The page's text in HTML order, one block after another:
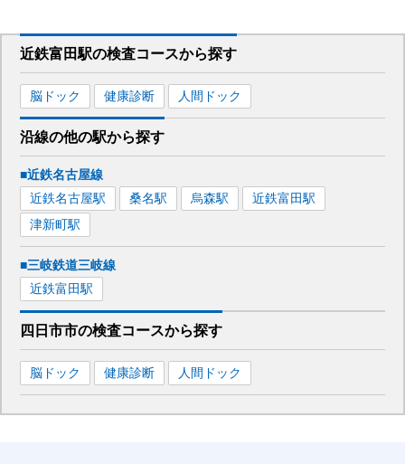
近鉄富田駅の検査コースから探す
脳ドック 健康診断 人間ドック
沿線の他の駅から探す
■近鉄名古屋線
近鉄名古屋駅 桑名駅 烏森駅 近鉄富田駅
津新町駅
■三岐鉄道三岐線
近鉄富田駅
四日市市の検査コースから探す
脳ドック 健康診断 人間ドック